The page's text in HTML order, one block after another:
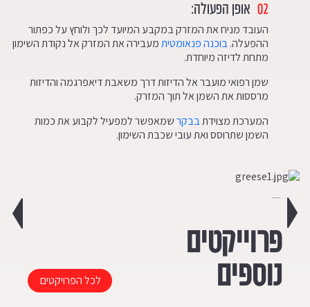
02 אופן הפעולה:
העובד מניח את המזרק במקבע המיועד לכך ולוחץ על כפתור
ההפעלה.בוכנה פנאומטיתמעבירה את המזרק אל נקודת השימון
מתחת לדיזה מיוחדת.
שמן רפואי מועבר אל הדיזות דרך משאבת דיאפרגמה והדיזות
מרססות את השמן אל תוך המזרק.
המערכת מצוידתבבקרשמאפשר למפעיל לקבוע את כמות
השמן שתרוסס ואת עובי שכבת השימון.
פרוייקטים
נוספים
לכל הפרויקטים